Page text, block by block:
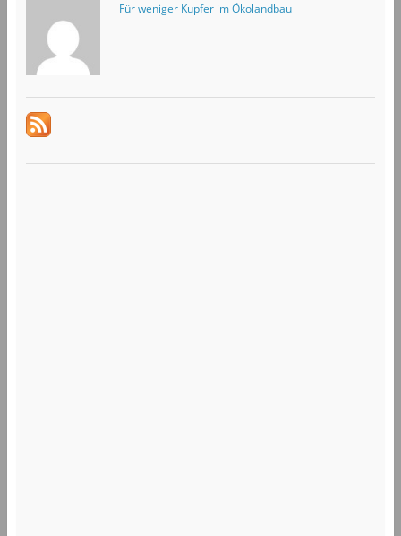
Für weniger Kupfer im Ökolandbau